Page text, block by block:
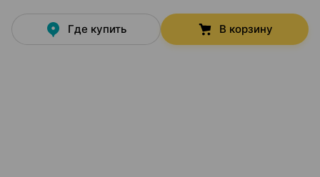
Где купить В корзину